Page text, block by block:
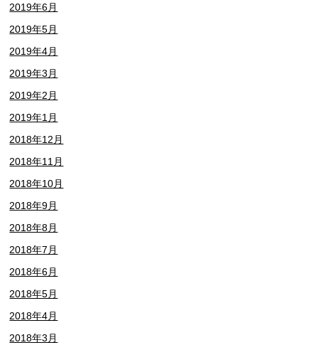
2019年6月
2019年5月
2019年4月
2019年3月
2019年2月
2019年1月
2018年12月
2018年11月
2018年10月
2018年9月
2018年8月
2018年7月
2018年6月
2018年5月
2018年4月
2018年3月